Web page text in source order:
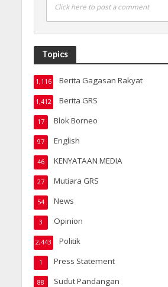
Click here to post a comment
Topics
Berita Gagasan Rakyat
1,116
Berita GRS
1,412
Blok Borneo
17
English
97
KENYATAAN MEDIA
46
Mutiara GRS
27
News
54
Opinion
3
Politik
2,443
Press Statement
1
Sudut Pandangan
88